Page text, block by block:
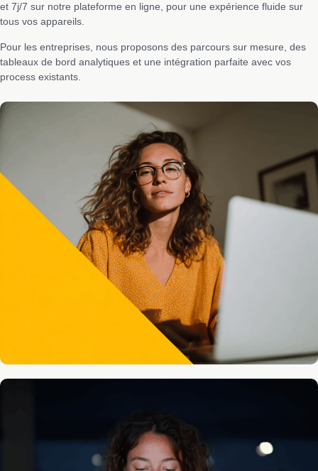
et 7j/7 sur notre plateforme en ligne, pour une expérience fluide sur
tous vos appareils.
Pour les entreprises, nous proposons des parcours sur mesure, des
tableaux de bord analytiques et une intégration parfaite avec vos
process existants.